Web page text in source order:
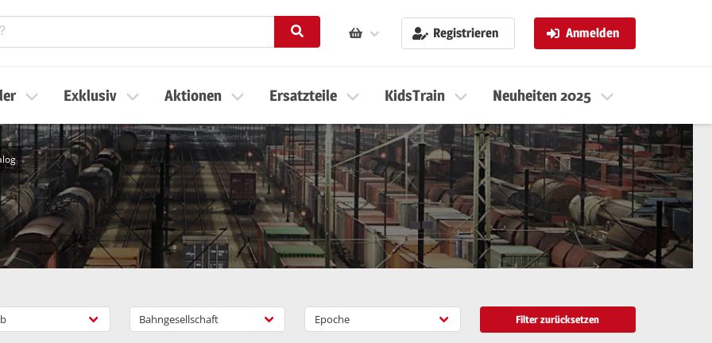
Registrieren Anmelden
Exklusiv Aktionen Ersatzteile KidsTrain Neuheiten 2025
Bahngesellschaft Epoche Filter zurücksetzen